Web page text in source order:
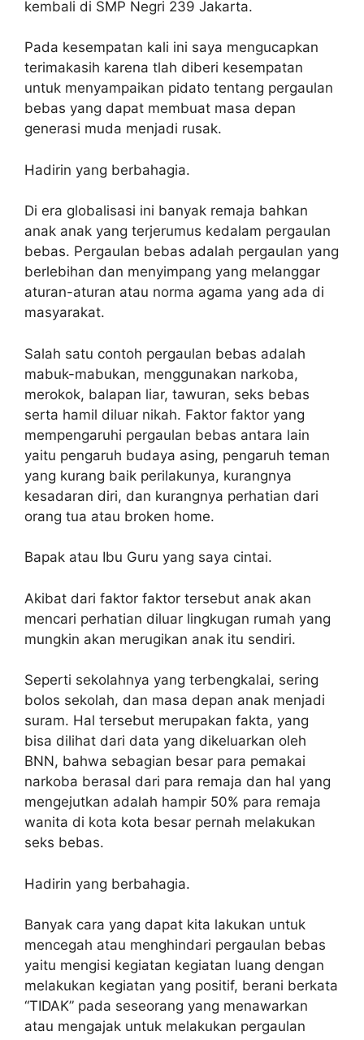
kembali di SMP Negri 239 Jakarta.
Pada kesempatan kali ini saya mengucapkan
terimakasih karena tlah diberi kesempatan
untuk menyampaikan pidato tentang pergaulan
bebas yang dapat membuat masa depan
generasi muda menjadi rusak.
Hadirin yang berbahagia.
Di era globalisasi ini banyak remaja bahkan
anak anak yang terjerumus kedalam pergaulan
bebas. Pergaulan bebas adalah pergaulan yang
berlebihan dan menyimpang yang melanggar
aturan-aturan atau norma agama yang ada di
masyarakat.
Salah satu contoh pergaulan bebas adalah
mabuk-mabukan, menggunakan narkoba,
merokok, balapan liar, tawuran, seks bebas
serta hamil diluar nikah. Faktor faktor yang
mempengaruhi pergaulan bebas antara lain
yaitu pengaruh budaya asing, pengaruh teman
yang kurang baik perilakunya, kurangnya
kesadaran diri, dan kurangnya perhatian dari
orang tua atau broken home.
Bapak atau Ibu Guru yang saya cintai.
Akibat dari faktor faktor tersebut anak akan
mencari perhatian diluar lingkugan rumah yang
mungkin akan merugikan anak itu sendiri.
Seperti sekolahnya yang terbengkalai, sering
bolos sekolah, dan masa depan anak menjadi
suram. Hal tersebut merupakan fakta, yang
bisa dilihat dari data yang dikeluarkan oleh
BNN, bahwa sebagian besar para pemakai
narkoba berasal dari para remaja dan hal yang
mengejutkan adalah hampir 50% para remaja
wanita di kota kota besar pernah melakukan
seks bebas.
Hadirin yang berbahagia.
Banyak cara yang dapat kita lakukan untuk
mencegah atau menghindari pergaulan bebas
yaitu mengisi kegiatan kegiatan luang dengan
melakukan kegiatan yang positif, berani berkata
“TIDAK” pada seseorang yang menawarkan
atau mengajak untuk melakukan pergaulan